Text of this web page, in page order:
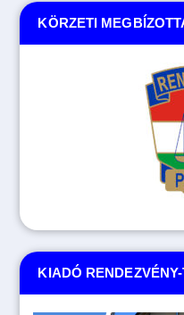
KIADÓ
KÖRZETI